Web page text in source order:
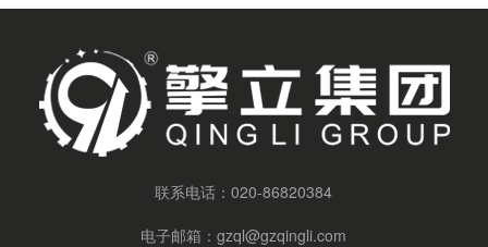
联系电话：020-86820384
电子邮箱：gzql@gzqingli.com